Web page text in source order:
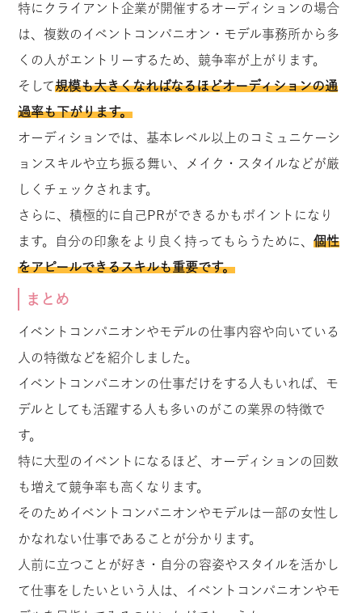
特にクライアント企業が開催するオーディションの場合
は、複数のイベントコンパニオン・モデル事務所から多
くの人がエントリーするため、競争率が上がります。
そして規模も大きくなればなるほどオーディションの通
過率も下がります。
オーディションでは、基本レベル以上のコミュニケーシ
ョンスキルや立ち振る舞い、メイク・スタイルなどが厳
しくチェックされます。
さらに、積極的に自己PRができるかもポイントになり
ます。自分の印象をより良く持ってもらうために、個性
をアピールできるスキルも重要です。
まとめ
イベントコンパニオンやモデルの仕事内容や向いている
人の特徴などを紹介しました。
イベントコンパニオンの仕事だけをする人もいれば、モ
デルとしても活躍する人も多いのがこの業界の特徴で
す。
特に大型のイベントになるほど、オーディションの回数
も増えて競争率も高くなります。
そのためイベントコンパニオンやモデルは一部の女性し
かなれない仕事であることが分かります。
人前に立つことが好き・自分の容姿やスタイルを活かし
て仕事をしたいという人は、イベントコンパニオンやモ